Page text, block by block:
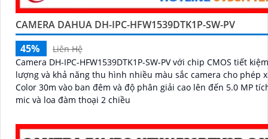
CAMERA DAHUA DH-IPC-HFW1539DTK1P-SW-PV
45%
Liên Hệ
Camera DH-IPC-HFW1539DTK1P-SW-PV với chip CMOS tiết
lượng và khả năng thu hình nhiều màu sắc camera cho phép
Color 30m vào ban đêm và độ phân giải cao lên đến 5.0 MP
mic và loa đàm thoại 2 chiều